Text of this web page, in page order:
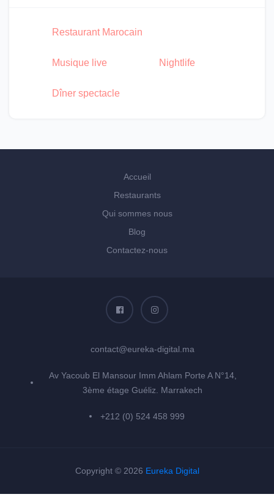
Restaurant Marocain
Musique live Nightlife
Dîner spectacle
Accueil
Restaurants
Qui sommes nous
Blog
Contactez-nous
contact@eureka-digital.ma
Av Yacoub El Mansour Imm Ahlam Porte A N°14,
3ème étage Guéliz. Marrakech
+212 (0) 524 458 999
Copyright © 2026 Eureka Digital